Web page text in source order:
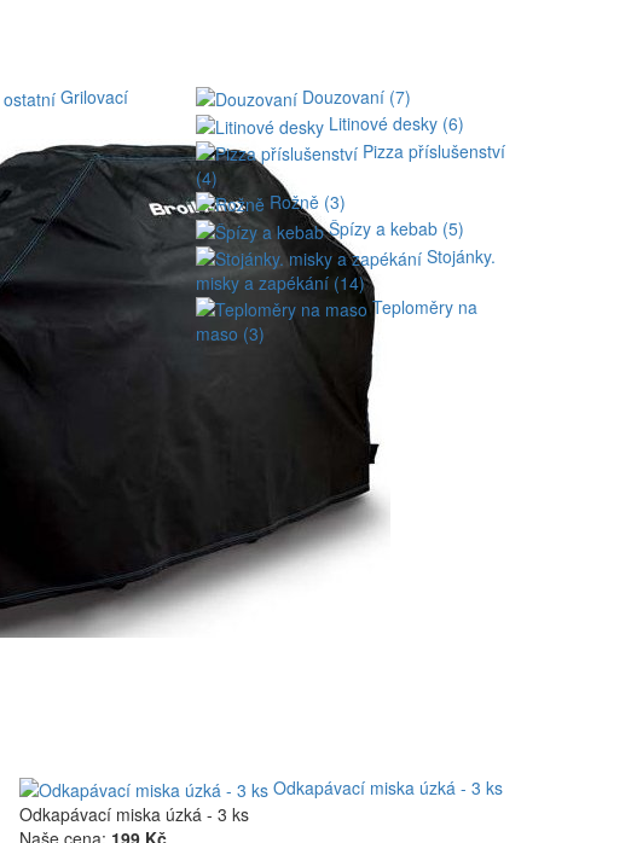
Grilovací
Douzovaní (7)
Litinové desky (6)
Pizza příslušenství
(4)
Rožně (3)
Špízy a kebab (5)
Stojánky.
misky a zapékání (14)
Teploměry na
maso (3)
Odkapávací miska úzká - 3 ks
Odkapávací miska úzká - 3 ks
Naše cena: 199 Kč